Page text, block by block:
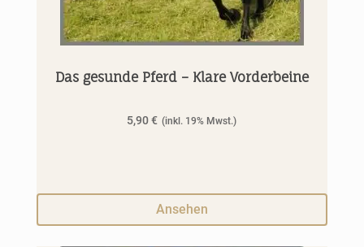
Das gesunde Pferd – Klare Vorderbeine
5,90€
Ansehen